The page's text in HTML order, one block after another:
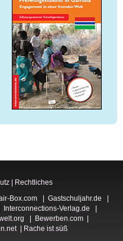
Rechtliches
Box.com Gastschuljahr.de
Interconnections-Verlag.de
Bewerben.com
| Rache ist süß